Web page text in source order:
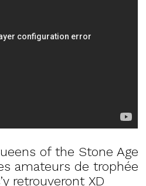
of the Stone Age
amateurs de trophée
retrouveront XD